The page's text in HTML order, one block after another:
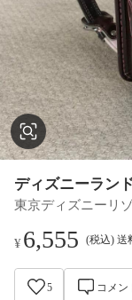
ディズニーラン
東京ディズニーリ
¥6,555 (税込) 送
5 コメン